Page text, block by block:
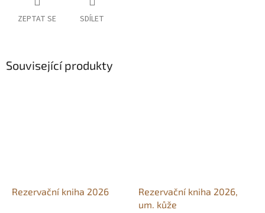
ZEPTAT SE SDÍLET
Související produkty
Rezervační kniha 2026
Rezervační kniha 2026,
um. kůže